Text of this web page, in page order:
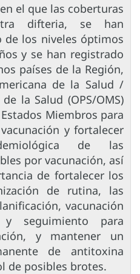
el que las coberturas
difteria, se han
los niveles óptimos
y se han registrado
países de la Región,
de la Salud /
la Salud (OPS/OMS)
Miembros para
y fortalecer
de las
por vacunación, así
de fortalecer los
de rutina, las
vacunación
seguimiento para
y mantener un
de antitoxina
de posibles brotes.